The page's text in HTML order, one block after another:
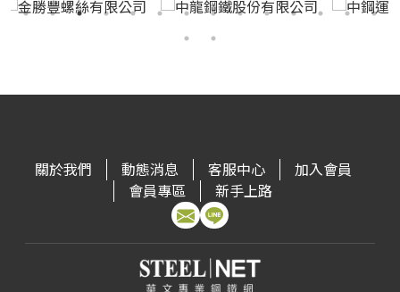
關於我們 動態消息 客服中心
加入會員
會員專區
新手上路